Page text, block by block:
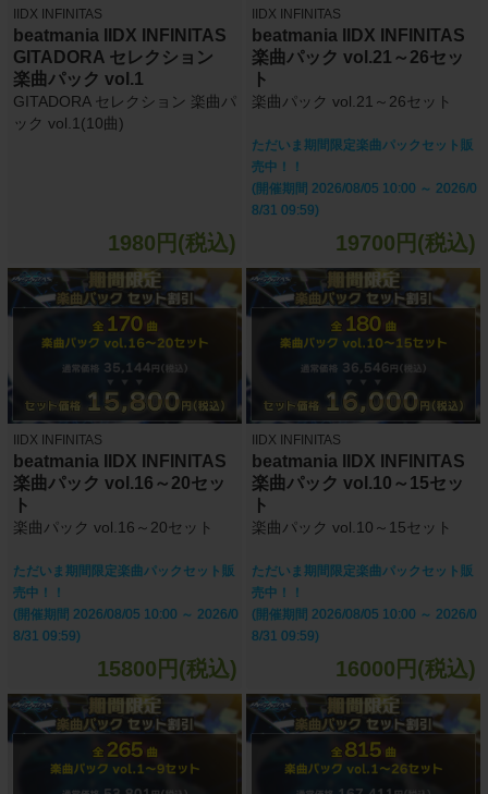
IIDX INFINITAS
beatmania IIDX INFINITAS
GITADORA セレクション
楽曲パック vol.1
GITADORA セレクション 楽曲パ
ック vol.1(10曲)
1980円(税込)
IIDX INFINITAS
beatmania IIDX INFINITAS
楽曲パック vol.21～26セッ
ト
楽曲パック vol.21～26セット
ただいま期間限定楽曲パックセット販
売中！！
(開催期間 2026/08/05 10:00 ～ 2026/0
8/31 09:59)
19700円(税込)
IIDX INFINITAS
beatmania IIDX INFINITAS
楽曲パック vol.16～20セッ
ト
楽曲パック vol.16～20セット
ただいま期間限定楽曲パックセット販
売中！！
(開催期間 2026/08/05 10:00 ～ 2026/0
8/31 09:59)
15800円(税込)
IIDX INFINITAS
beatmania IIDX INFINITAS
楽曲パック vol.10～15セッ
ト
楽曲パック vol.10～15セット
ただいま期間限定楽曲パックセット販
売中！！
(開催期間 2026/08/05 10:00 ～ 2026/0
8/31 09:59)
16000円(税込)